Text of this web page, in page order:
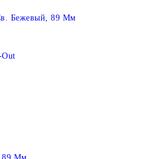
Бежевый, 89 Мм